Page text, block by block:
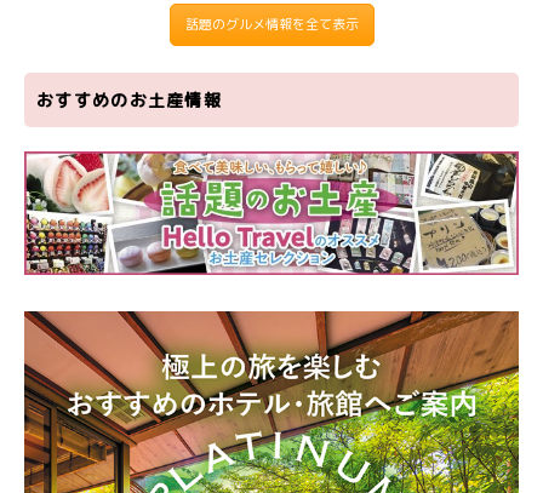
話題のグルメ情報を全て表示
おすすめのお土産情報